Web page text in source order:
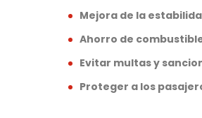
Mejora de la
Ahorro de
Evitar multas y
Proteger a los